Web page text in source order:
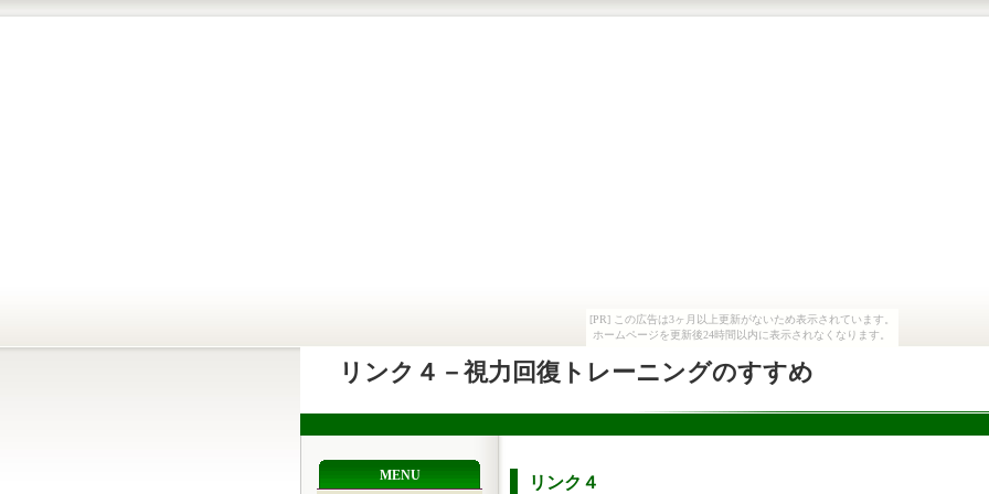
[PR] この広告は3ヶ月以上更新がないため表示されています。
ホームページを更新後24時間以内に表示されなくなります。
リンク４－視力回復トレーニングのすすめ
リンク４
MENU